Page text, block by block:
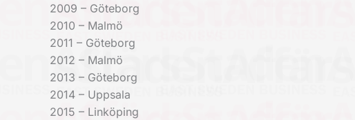
2009 – Göteborg
2010 – Malmö
2011 – Göteborg
2012 – Malmö
2013 – Göteborg
2014 – Uppsala
2015 – Linköping